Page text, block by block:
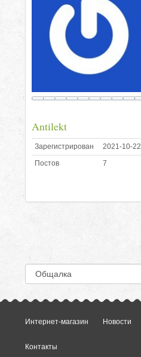
Antilekt
Зарегистрирован
2021-10-22
Постов
7
Интернет-магазин Новости
Контакты